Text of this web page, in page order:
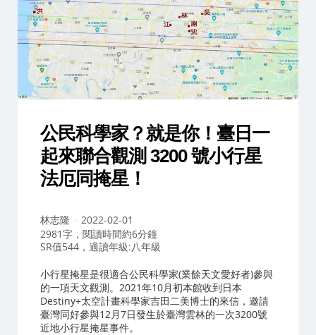
公民科學家？就是你！臺日一
起來聯合觀測 3200 號小行星
法厄同掩星！
作
者：
林志隆
2022-02-01
2981字，閱讀時間約6分鐘
SR值544，適讀年級:八年級
小行星掩星是很適合公民科學家(業餘天文愛好者)參與
的一項天文觀測。2021年10月初本館收到日本
Destiny+太空計畫科學家吉田二美博士的來信，邀請
臺灣同好參與12月7日發生於臺灣雲林的一次3200號
近地小行星掩星事件。